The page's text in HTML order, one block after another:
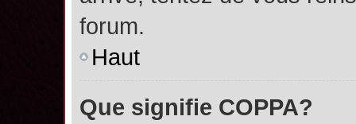
forum.
Haut
Que signifie COPPA?